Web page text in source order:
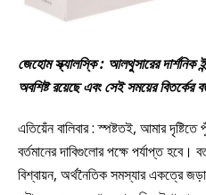
জেহোম স্ক্যালস্কি : আলথুসারের দার্শনিক
অবশিষ্ট রয়েছে এবং সেই সময়ের বিতর্কের
এতিয়েঁন বালিবার : স্পষ্টতই, আমার দৃষ্টিতে
বর্তমানের দাবিগুলোর পক্ষে পর্যাপ্ত
বিশ্বায়ন, অর্থনৈতিক সমস্যার একত্রে